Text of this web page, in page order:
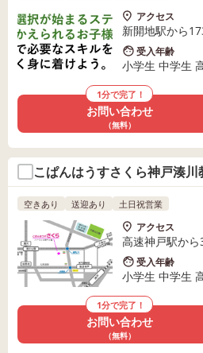
アクセス
新開地駅から
受入年齢
小学生 中学生
1分で完了！
お問い合わせ
（無料）
こぱんはうすさくら神戸湊川
空きあり 送迎あり 土日祝営業
アクセス
高速神戸駅か
受入年齢
小学生 中学生
1分で完了！
お問い合わせ
（無料）